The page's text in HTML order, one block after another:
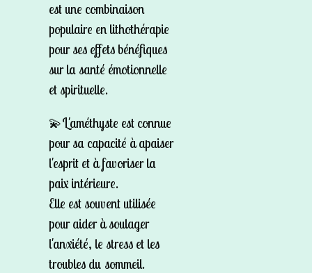
est une combinaison
populaire en lithothérapie
pour ses effets bénéfiques
sur la santé émotionnelle
et spirituelle.
💫L'améthyste est connue
pour sa capacité à apaiser
l'esprit et à favoriser la
paix intérieure.
Elle est souvent utilisée
pour aider à soulager
l'anxiété, le stress et les
troubles du sommeil.